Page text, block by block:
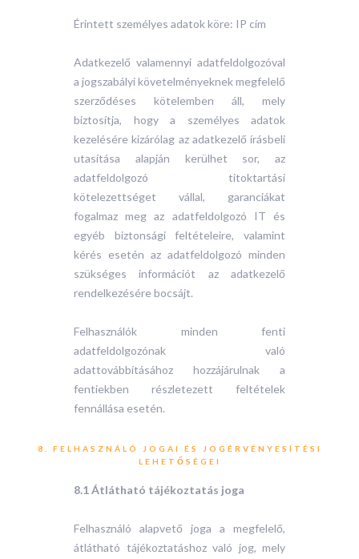
Érintett személyes adatok köre: IP cím
Adatkezelő valamennyi adatfeldolgozóval
a jogszabályi követelményeknek megfelelő
szerződéses kötelemben áll, mely
biztosítja, hogy a személyes adatok
kezelésére kizárólag az adatkezelő írásbeli
utasítása alapján kerülhet sor, az
adatfeldolgozó titoktartási
kötelezettséget vállal, garanciákat
fogalmaz meg az adatfeldolgozó IT és
egyéb biztonsági feltételeire, valamint
kérés esetén az adatfeldolgozó minden
szükséges információt az adatkezelő
rendelkezésére bocsájt.
Felhasználók minden fenti
adatfeldolgozónak való
adattovábbításához hozzájárulnak a
fentiekben részletezett feltételek
fennállása esetén.
8. FELHASZNÁLÓ JOGAI ÉS JOGÉRVÉNYESÍTÉSI
LEHETŐSÉGEI
8.1 Átlátható tájékoztatás joga
Felhasználó alapvető joga a megfelelő,
átlátható tájékoztatáshoz való jog, mely